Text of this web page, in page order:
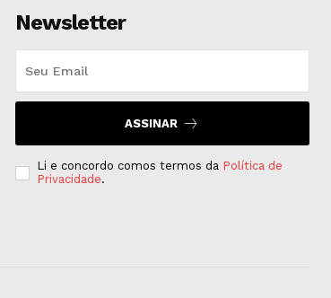
Newsletter
ASSINAR
Li e concordo comos termos da Política de
Privacidade.